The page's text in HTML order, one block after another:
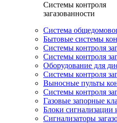
Системы контроля
загазованности
Система
Бытовые системы
Системы контроля
Системы контроля
Оборудование для
Системы контроля
Выносные пульты
Системы контроля
Газовые запорные
Блоки сигнализации
Сигнализаторы